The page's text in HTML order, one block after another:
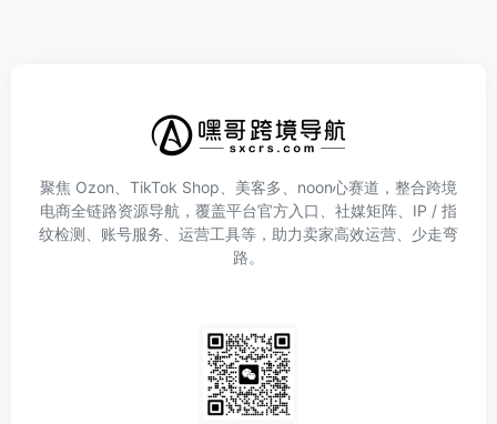
聚焦 Ozon、TikTok Shop、美客多、noon心赛道，整合跨境
电商全链路资源导航，覆盖平台官方入口、社媒矩阵、IP / 指
纹检测、账号服务、运营工具等，助力卖家高效运营、少走弯
路。